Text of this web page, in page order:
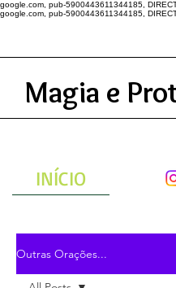
google.com, pub-5900443611344185,
google.com, pub-5900443611344185,
Magia e
INÍCIO
Outras Orações...